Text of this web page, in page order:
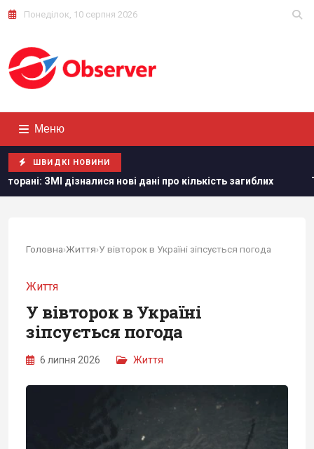
Понеділок, 10 серпня 2026
Меню
ШВИДКІ НОВИНИ
нові дані про кількість загиблих Тайвань показав під
Головна›Життя›У вівторок в Україні зіпсується погода
Життя
У вівторок в Україні
зіпсується погода
6 липня 2026 Життя